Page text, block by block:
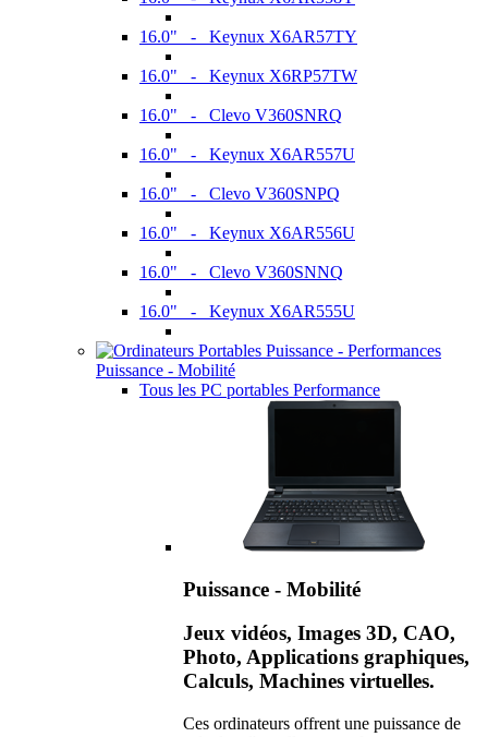
16.0" - Keynux X6AR57TY
16.0" - Keynux X6RP57TW
16.0" - Clevo V360SNRQ
16.0" - Keynux X6AR557U
16.0" - Clevo V360SNPQ
16.0" - Keynux X6AR556U
16.0" - Clevo V360SNNQ
16.0" - Keynux X6AR555U
Puissance - Mobilité
Tous les PC portables Performance
Puissance - Mobilité
Jeux vidéos, Images 3D, CAO,
Photo, Applications graphiques,
Calculs, Machines virtuelles.
Ces ordinateurs offrent une puissance de